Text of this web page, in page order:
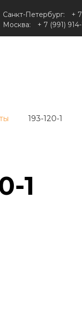
Санкт-Петербург:
+
Москва:
+ 7 (991)
193-120-1
1